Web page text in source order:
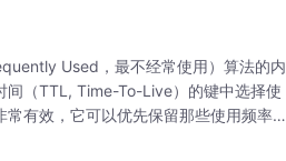
Used，最不经常使用）算法的内
间（TTL, Time-To-Live）的键中选择使
有效，它可以优先保留那些使用频率高